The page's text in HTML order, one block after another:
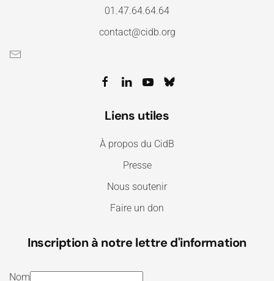
01.47.64.64.64
contact@cidb.org
Liens utiles
À propos du CidB
Presse
Nous soutenir
Faire un don
Inscription à notre lettre d'information
Nom